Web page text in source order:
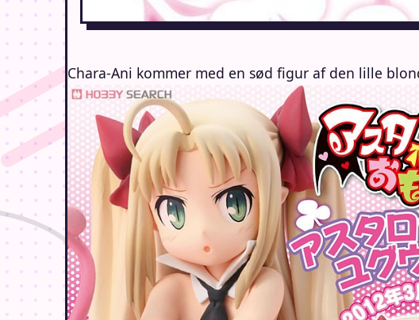
Chara-Ani kommer med en sød figur af den lille